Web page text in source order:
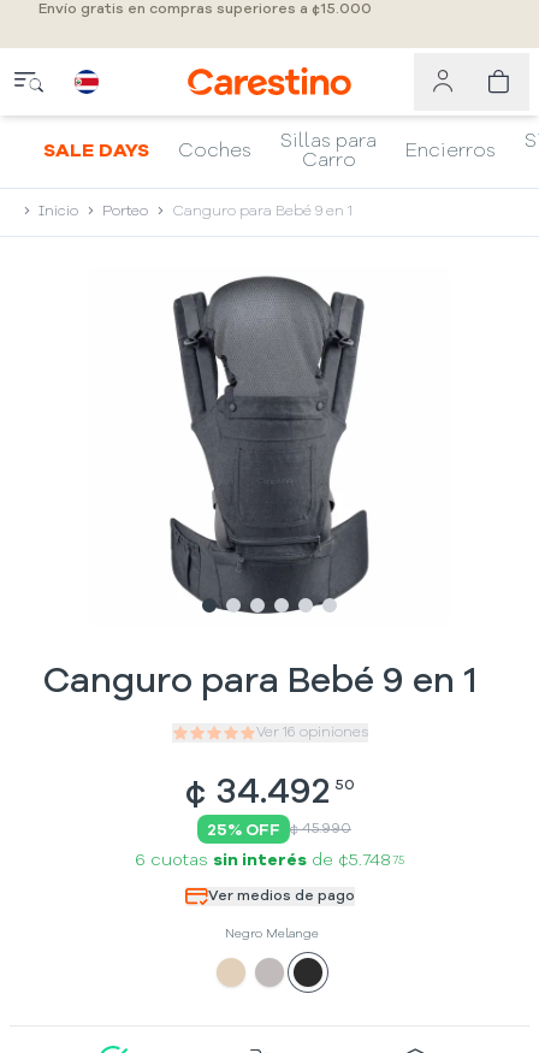
Envío gratis en compras superiores a ¢15.000
SALE DAYS Coches
Sillas para
Carro
Encierros
Inicio Porteo Canguro para Bebé 9 en 1
Slide1
Slide2
Slide3
Slide4
SlideSlide
Canguro para Bebé 9 en 1
Ver 16 opiniones
¢ 34.492 50
25% OFF ¢ 45.990
6 cuotas sin interés de ¢5.748 75
Ver medios de pago
Negro Melange